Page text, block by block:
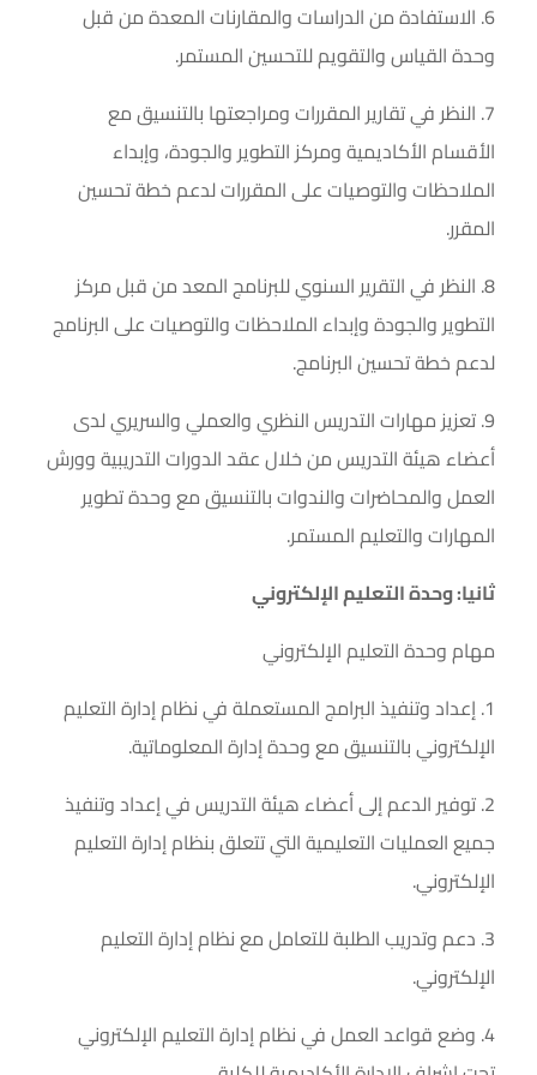
6. الاستفادة من الدراسات والمقارنات المعدة من قبل
وحدة القياس والتقويم للتحسين المستمر.
7. النظر في تقارير المقررات ومراجعتها بالتنسيق مع
الأقسام الأكاديمية ومركز التطوير والجودة، وإبداء
الملاحظات والتوصيات على المقررات لدعم خطة تحسين
المقرر.
8. النظر في التقرير السنوي للبرنامج المعد من قبل مركز
التطوير والجودة وإبداء الملاحظات والتوصيات على البرنامج
لدعم خطة تحسين البرنامج.
9. تعزيز مهارات التدريس النظري والعملي والسريري لدى
أعضاء هيئة التدريس من خلال عقد الدورات التدريبية وورش
العمل والمحاضرات والندوات بالتنسيق مع وحدة تطوير
المهارات والتعليم المستمر.
ثانيا: وحدة التعليم الإلكتروني
مهام وحدة التعليم الإلكتروني
1. إعداد وتنفيذ البرامج المستعملة في نظام إدارة التعليم
الإلكتروني بالتنسيق مع وحدة إدارة المعلوماتية.
2. توفير الدعم إلى أعضاء هيئة التدريس في إعداد وتنفيذ
جميع العمليات التعليمية التي تتعلق بنظام إدارة التعليم
الإلكتروني.
3. دعم وتدريب الطلبة للتعامل مع نظام إدارة التعليم
الإلكتروني.
4. وضع قواعد العمل في نظام إدارة التعليم الإلكتروني